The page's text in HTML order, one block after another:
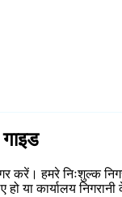
हमरे निःशुल्क
या कार्यालय